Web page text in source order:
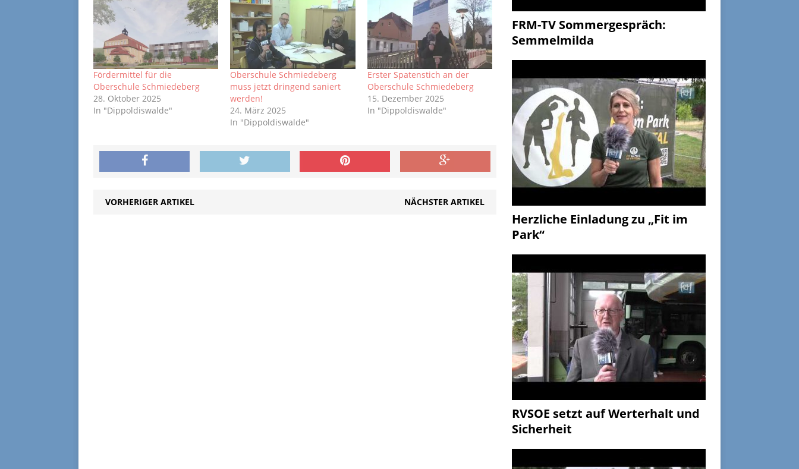
Fördermittel für die
Oberschule Schmiedeberg
28. Oktober 2025
In "Dippoldiswalde"
Oberschule Schmiedeberg
muss jetzt dringend saniert
werden!
24. März 2025
In "Dippoldiswalde"
Erster Spatenstich an der
Oberschule Schmiedeberg
15. Dezember 2025
In "Dippoldiswalde"
VORHERIGER ARTIKEL NÄCHSTER ARTIKEL
FRM-TV Sommergespräch:
Semmelmilda
Herzliche Einladung zu „Fit im
Park“
RVSOE setzt auf Werterhalt und
Sicherheit